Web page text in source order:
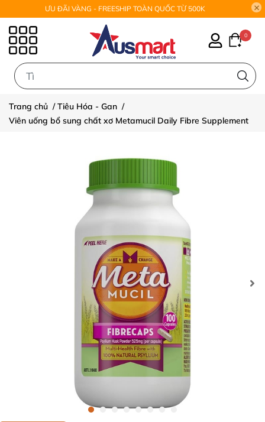
ƯU ĐÃI VÀNG - FREESHIP TOÀN QUỐC TỪ 500K
0
Trang chủ /Tiêu Hóa - Gan /
Viên uống bổ sung chất xơ Metamucil Daily Fibre Supplement